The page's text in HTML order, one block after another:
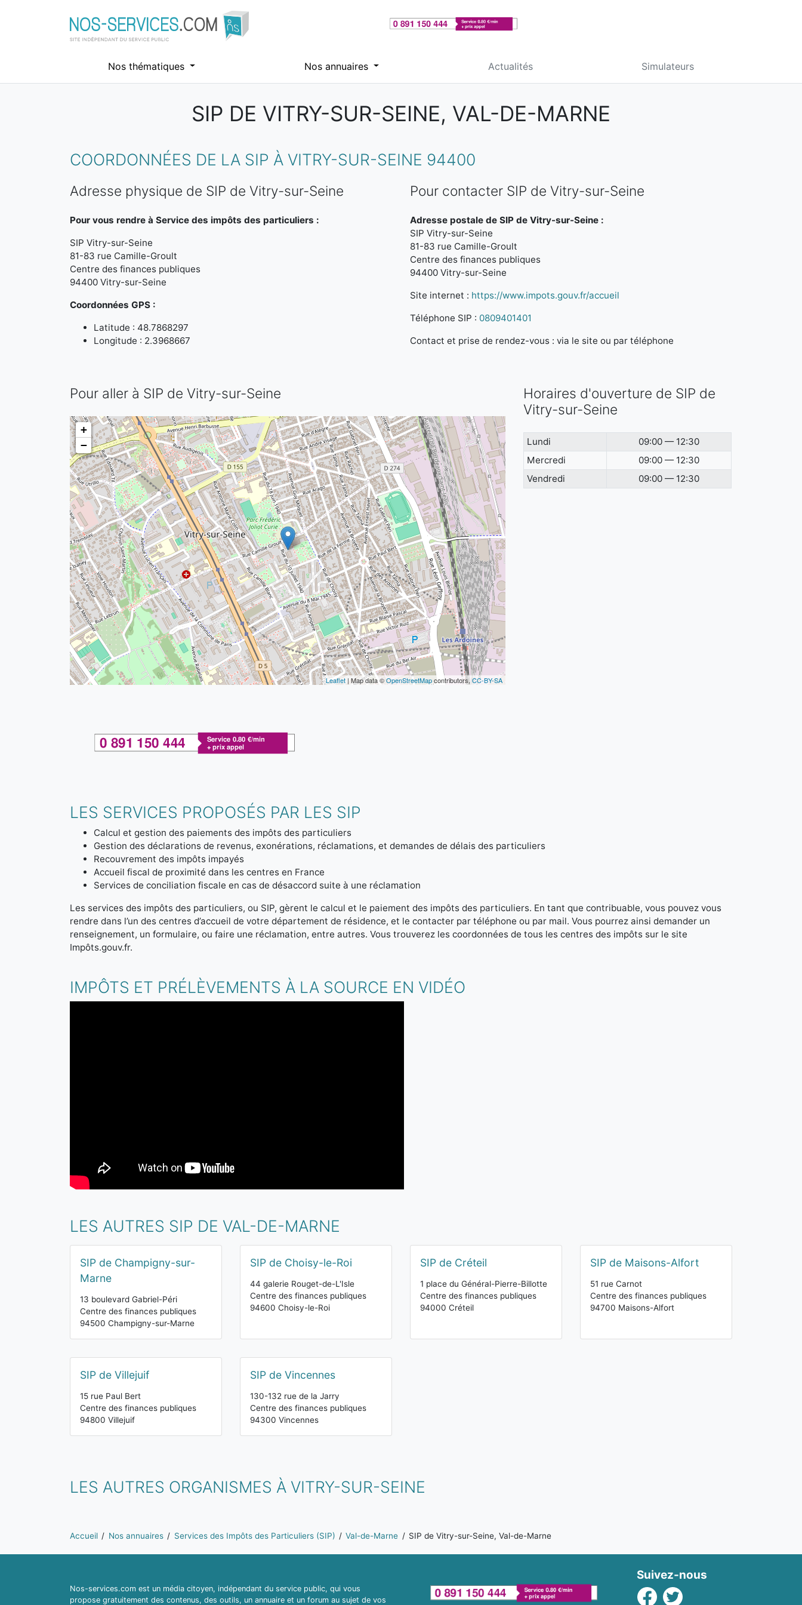
Nos thématiques Nos annuaires Actualités Simulateurs
SIP DE VITRY-SUR-SEINE, VAL-DE-MARNE
COORDONNÉES DE LA SIP À VITRY-SUR-SEINE 94400
Adresse physique de SIP de Vitry-sur-Seine
Pour vous rendre à Service des impôts des particuliers :
SIP Vitry-sur-Seine
81-83 rue Camille-Groult
Centre des finances publiques
94400 Vitry-sur-Seine
Coordonnées GPS :
Latitude : 48.7868297
Longitude : 2.3968667
Pour contacter SIP de Vitry-sur-Seine
Adresse postale de SIP de Vitry-sur-Seine :
SIP Vitry-sur-Seine
81-83 rue Camille-Groult
Centre des finances publiques
94400 Vitry-sur-Seine
Site internet : https://www.impots.gouv.fr/accueil
Téléphone SIP : 0809401401
Contact et prise de rendez-vous : via le site ou par téléphone
Pour aller à SIP de Vitry-sur-Seine
+
−
Leaflet | Map data ©OpenStreetMapcontributors, CC-BY-SA
Horaires d'ouverture de SIP de
Vitry-sur-Seine
Lundi
09:00 — 12:30
Mercredi
09:00 — 12:30
Vendredi
09:00 — 12:30
LES SERVICES PROPOSÉS PAR LES SIP
Calcul et gestion des paiements des impôts des particuliers
Gestion des déclarations de revenus, exonérations, réclamations, et demandes de délais des particuliers
Recouvrement des impôts impayés
Accueil fiscal de proximité dans les centres en France
Services de conciliation fiscale en cas de désaccord suite à une réclamation
Les services des impôts des particuliers, ou SIP, gèrent le calcul et le paiement des impôts des particuliers. En tant que contribuable, vous pouvez vous
rendre dans l’un des centres d’accueil de votre département de résidence, et le contacter par téléphone ou par mail. Vous pourrez ainsi demander un
renseignement, un formulaire, ou faire une réclamation, entre autres. Vous trouverez les coordonnées de tous les centres des impôts sur le site
Impôts.gouv.fr.
IMPÔTS ET PRÉLÈVEMENTS À LA SOURCE EN VIDÉO
LES AUTRES SIP DE VAL-DE-MARNE
SIP de Champigny-sur-
Marne
13 boulevard Gabriel-Péri
Centre des finances publiques
94500 Champigny-sur-Marne
SIP de Choisy-le-Roi
44 galerie Rouget-de-L'Isle
Centre des finances publiques
94600 Choisy-le-Roi
SIP de Créteil
1 place du Général-Pierre-Billotte
Centre des finances publiques
94000 Créteil
SIP de Maisons-Alfort
51 rue Carnot
Centre des finances publiques
94700 Maisons-Alfort
SIP de Villejuif
15 rue Paul Bert
Centre des finances publiques
94800 Villejuif
SIP de Vincennes
130-132 rue de la Jarry
Centre des finances publiques
94300 Vincennes
LES AUTRES ORGANISMES À VITRY-SUR-SEINE
Vous êtes ici:
Accueil Nos annuaires Services des Impôts des Particuliers (SIP) Val-de-Marne SIP de Vitry-sur-Seine, Val-de-Marne
Nos-services.com est un média citoyen, indépendant du service public, qui vous
propose gratuitement des contenus, des outils, un annuaire et un forum au sujet de vos
Suivez-nous
Facebook
Twitter